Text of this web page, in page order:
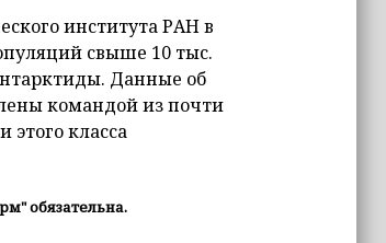
института РАН в
свыше 10 тыс.
Данные об
командой из почти
этого класса
обязательна.